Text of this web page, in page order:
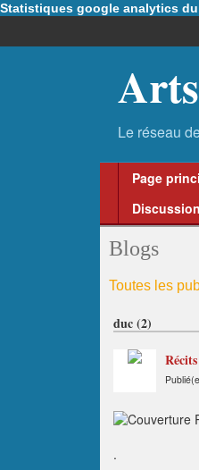
Statistiques google analytics
Page
Blogs
Toutes les
duc (2)
.